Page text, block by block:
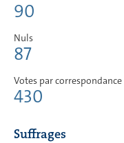
90
Nuls
87
Votes par correspondance
430
Suffrages